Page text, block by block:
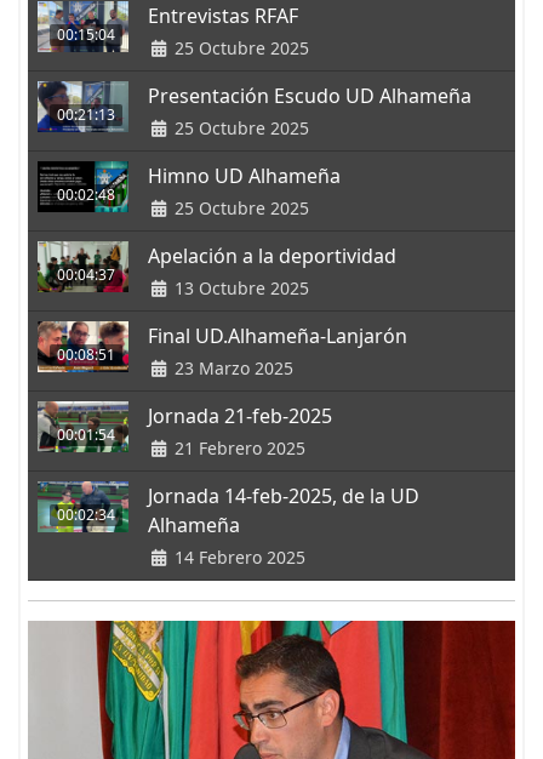
00:15:04
Entrevistas RFAF
25 Octubre 2025
00:21:13
Presentación Escudo UD Alhameña
25 Octubre 2025
00:02:48
Himno UD Alhameña
25 Octubre 2025
00:04:37
Apelación a la deportividad
13 Octubre 2025
00:08:51
Final UD.Alhameña-Lanjarón
23 Marzo 2025
00:01:54
Jornada 21-feb-2025
21 Febrero 2025
00:02:34
Jornada 14-feb-2025, de la UD
Alhameña
14 Febrero 2025